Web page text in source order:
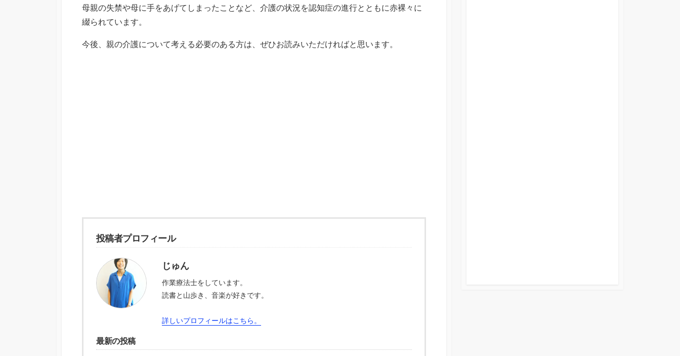
母親の失禁や母に手をあげてしまったことなど、介護の状況を認知症の進行とともに赤裸々に
綴られています。
今後、親の介護について考える必要のある方は、ぜひお読みいただければと思います。
投稿者プロフィール
じゅん
作業療法士をしています。
読書と山歩き、音楽が好きです。
詳しいプロフィールはこちら。
最新の投稿